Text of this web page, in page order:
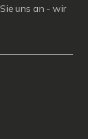
uns an - wir